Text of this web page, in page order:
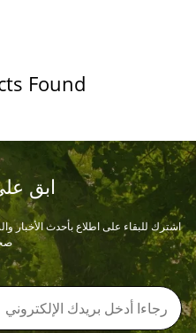
Found
ابق
اشترك للبقاء على اطلاع بأحدث الأخبار